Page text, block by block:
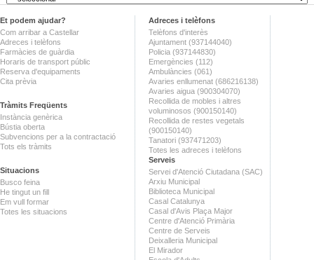
Et podem ajudar?
Com arribar a Castellar
Adreces i telèfons
Farmàcies de guàrdia
Horaris de transport públic
Reserva d'equipaments
Cita prèvia
Tràmits Freqüents
Instància genèrica
Bústia oberta
Subvencions per a la contractació
Tots els tràmits
Situacions
Busco feina
He tingut un fill
Em vull formar
Totes les situacions
Adreces i telèfons
Telèfons d'interès
Ajuntament (937144040)
Policia (937144830)
Emergències (112)
Ambulàncies (061)
Avaries enllumenat (686216138)
Avaries aigua (900304070)
Recollida de mobles i altres
voluminosos (900150140)
Recollida de restes vegetals
(900150140)
Tanatori (937471203)
Totes les adreces i telèfons
Serveis
Servei d'Atenció Ciutadana (SAC)
Arxiu Municipal
Biblioteca Municipal
Casal Catalunya
Casal d'Avis Plaça Major
Centre d'Atenció Primària
Centre de Serveis
Deixalleria Municipal
El Mirador